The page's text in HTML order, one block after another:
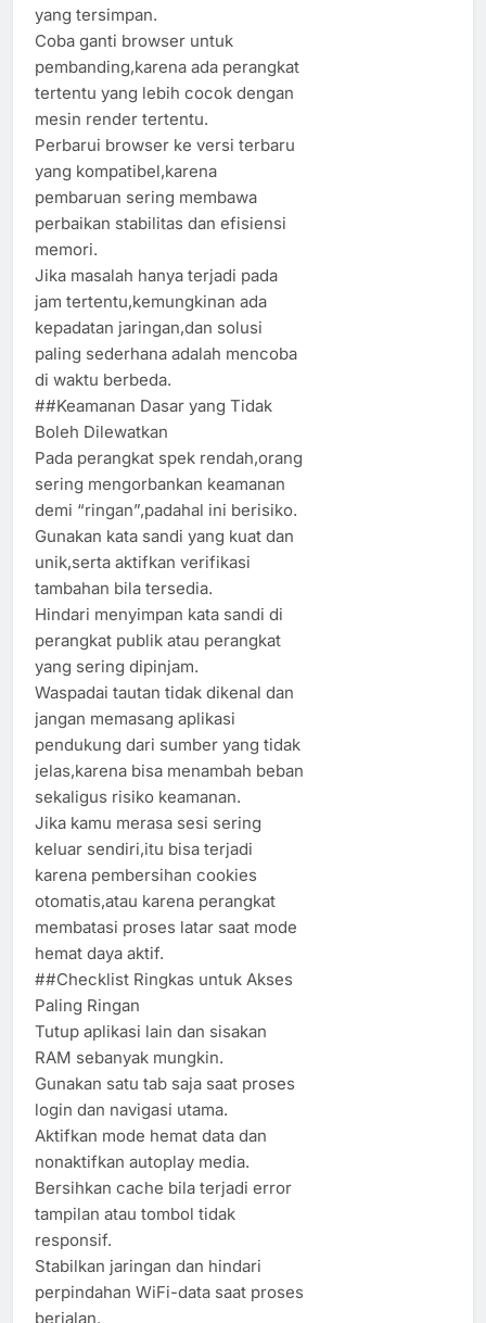
yang tersimpan.
Coba ganti browser untuk
pembanding,karena ada perangkat
tertentu yang lebih cocok dengan
mesin render tertentu.
Perbarui browser ke versi terbaru
yang kompatibel,karena
pembaruan sering membawa
perbaikan stabilitas dan efisiensi
memori.
Jika masalah hanya terjadi pada
jam tertentu,kemungkinan ada
kepadatan jaringan,dan solusi
paling sederhana adalah mencoba
di waktu berbeda.
##Keamanan Dasar yang Tidak
Boleh Dilewatkan
Pada perangkat spek rendah,orang
sering mengorbankan keamanan
demi “ringan”,padahal ini berisiko.
Gunakan kata sandi yang kuat dan
unik,serta aktifkan verifikasi
tambahan bila tersedia.
Hindari menyimpan kata sandi di
perangkat publik atau perangkat
yang sering dipinjam.
Waspadai tautan tidak dikenal dan
jangan memasang aplikasi
pendukung dari sumber yang tidak
jelas,karena bisa menambah beban
sekaligus risiko keamanan.
Jika kamu merasa sesi sering
keluar sendiri,itu bisa terjadi
karena pembersihan cookies
otomatis,atau karena perangkat
membatasi proses latar saat mode
hemat daya aktif.
##Checklist Ringkas untuk Akses
Paling Ringan
Tutup aplikasi lain dan sisakan
RAM sebanyak mungkin.
Gunakan satu tab saja saat proses
login dan navigasi utama.
Aktifkan mode hemat data dan
nonaktifkan autoplay media.
Bersihkan cache bila terjadi error
tampilan atau tombol tidak
responsif.
Stabilkan jaringan dan hindari
perpindahan WiFi-data saat proses
berjalan.